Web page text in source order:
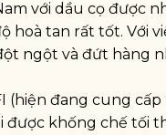
với dầu cọ được
hoà tan rất tốt. Với
ngột và đứt hàng
(hiện đang cung
khống chế tối